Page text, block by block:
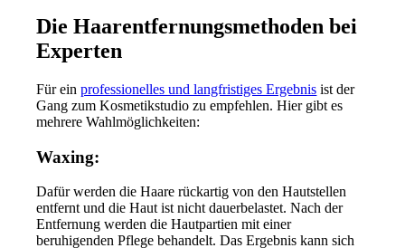
Die Haarentfernungsmethoden bei
Experten
Für einprofessionelles und langfristiges Ergebnis ist der
Gang zum Kosmetikstudio zu empfehlen. Hier gibt es
mehrere Wahlmöglichkeiten:
Waxing:
Dafür werden die Haare rückartig von den Hautstellen
entfernt und die Haut ist nicht dauerbelastet. Nach der
Entfernung werden die Hautpartien mit einer
beruhigenden Pflege behandelt. Das Ergebnis kann sich